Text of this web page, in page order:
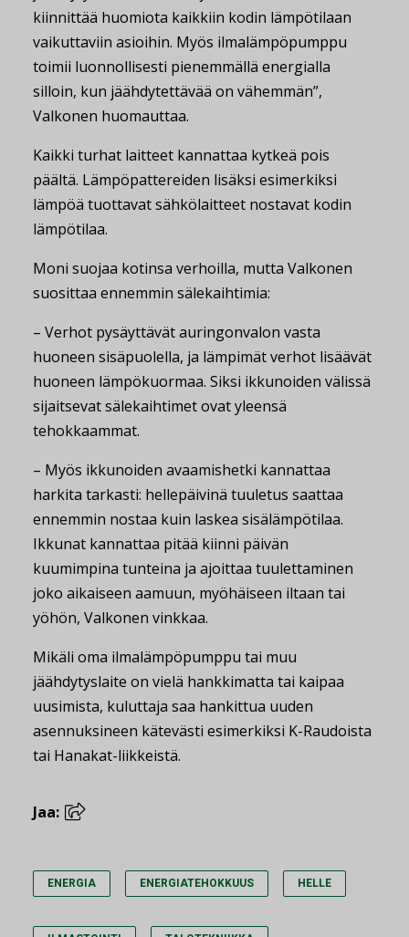
kiinnittää huomiota kaikkiin kodin lämpötilaan
vaikuttaviin asioihin. Myös ilmalämpöpumppu
toimii luonnollisesti pienemmällä energialla
silloin, kun jäähdytettävää on vähemmän”,
Valkonen huomauttaa.
Kaikki turhat laitteet kannattaa kytkeä pois
päältä. Lämpöpattereiden lisäksi esimerkiksi
lämpöä tuottavat sähkölaitteet nostavat kodin
lämpötilaa.
Moni suojaa kotinsa verhoilla, mutta Valkonen
suosittaa ennemmin sälekaihtimia:
– Verhot pysäyttävät auringonvalon vasta
huoneen sisäpuolella, ja lämpimät verhot lisäävät
huoneen lämpökuormaa. Siksi ikkunoiden välissä
sijaitsevat sälekaihtimet ovat yleensä
tehokkaammat.
– Myös ikkunoiden avaamishetki kannattaa
harkita tarkasti: hellepäivinä tuuletus saattaa
ennemmin nostaa kuin laskea sisälämpötilaa.
Ikkunat kannattaa pitää kiinni päivän
kuumimpina tunteina ja ajoittaa tuulettaminen
joko aikaiseen aamuun, myöhäiseen iltaan tai
yöhön, Valkonen vinkkaa.
Mikäli oma ilmalämpöpumppu tai muu
jäähdytyslaite on vielä hankkimatta tai kaipaa
uusimista, kuluttaja saa hankittua uuden
asennuksineen kätevästi esimerkiksi K-Raudoista
tai Hanakat-liikkeistä.
Jaa:
ENERGIA ENERGIATEHOKKUUS HELLE